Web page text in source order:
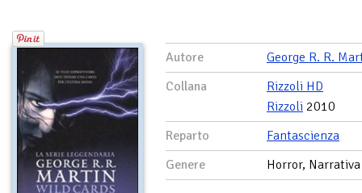
Autore
George R. R.
Collana
Rizzoli HD
Rizzoli 2010
Reparto
Fantascienza
Genere
Horror, Narrativa